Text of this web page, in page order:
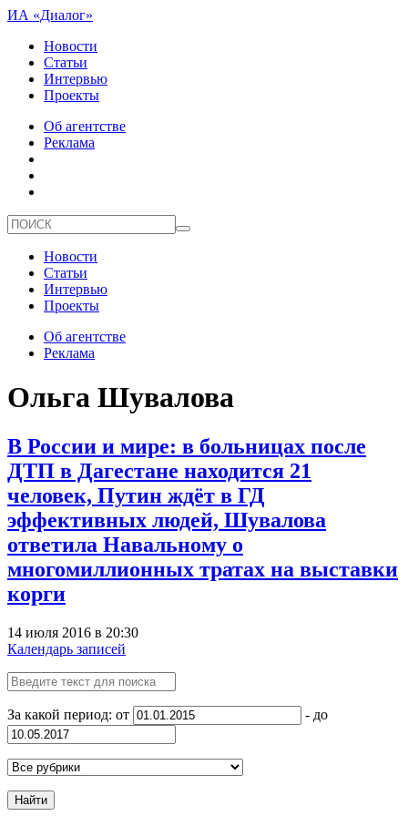
ИА «Диалог»
Новости
Статьи
Интервью
Проекты
Об агентстве
Реклама
Новости
Статьи
Интервью
Проекты
Об агентстве
Реклама
Ольга Шувалова
В России и мире: в больницах после
ДТП в Дагестане находится 21
человек, Путин ждёт в ГД
эффективных людей, Шувалова
ответила Навальному о
многомиллионных тратах на выставки
корги
14 июля 2016 в 20:30
Календарь записей
За какой период: от - до
Найти